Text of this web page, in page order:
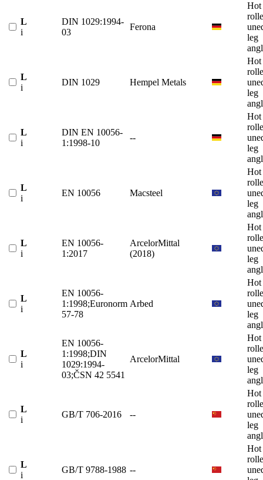
L
i
DIN 1029:1994-
03
Ferona
Hot
leg
L
i
DIN 1029 Hempel Metals
Hot
leg
L
i
DIN EN 10056-
1:1998-10
--
Hot
leg
L
i
EN 10056 Macsteel
Hot
leg
L
i
EN 10056-
1:2017
ArcelorMittal
(2018)
Hot
leg
L
i
EN 10056-
1:1998;Euronorm
57-78
Arbed
Hot
leg
L
i
EN 10056-
1:1998;DIN
1029:1994-
03;ČSN 42 5541
ArcelorMittal
Hot
leg
L
i
GB/T 706-2016 --
Hot
leg
L
i
GB/T 9788-1988 --
Hot